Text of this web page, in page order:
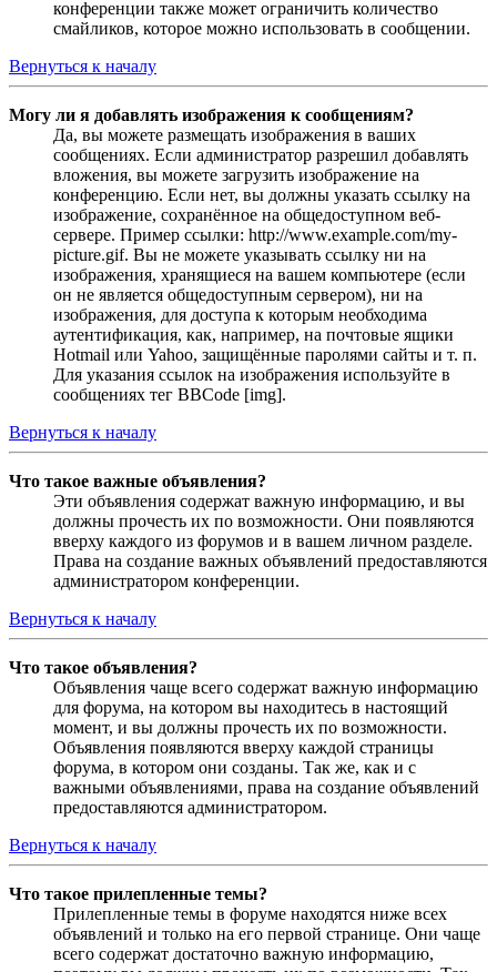
конференции также может ограничить количество
смайликов, которое можно использовать в сообщении.
Вернуться к началу
Могу ли я добавлять изображения к сообщениям?
Да, вы можете размещать изображения в ваших
сообщениях. Если администратор разрешил добавлять
вложения, вы можете загрузить изображение на
конференцию. Если нет, вы должны указать ссылку на
изображение, сохранённое на общедоступном веб-
сервере. Пример ссылки: http://www.example.com/my-
picture.gif. Вы не можете указывать ссылку ни на
изображения, хранящиеся на вашем компьютере (если
он не является общедоступным сервером), ни на
изображения, для доступа к которым необходима
аутентификация, как, например, на почтовые ящики
Hotmail или Yahoo, защищённые паролями сайты и т. п.
Для указания ссылок на изображения используйте в
сообщениях тег BBCode [img].
Вернуться к началу
Что такое важные объявления?
Эти объявления содержат важную информацию, и вы
должны прочесть их по возможности. Они появляются
вверху каждого из форумов и в вашем личном разделе.
Права на создание важных объявлений предоставляются
администратором конференции.
Вернуться к началу
Что такое объявления?
Объявления чаще всего содержат важную информацию
для форума, на котором вы находитесь в настоящий
момент, и вы должны прочесть их по возможности.
Объявления появляются вверху каждой страницы
форума, в котором они созданы. Так же, как и с
важными объявлениями, права на создание объявлений
предоставляются администратором.
Вернуться к началу
Что такое прилепленные темы?
Прилепленные темы в форуме находятся ниже всех
объявлений и только на его первой странице. Они чаще
всего содержат достаточно важную информацию,